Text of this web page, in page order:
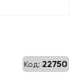
Код: 22750